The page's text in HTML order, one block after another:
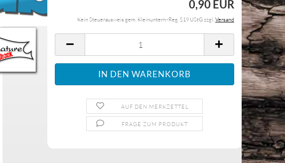
0,90 EUR
Kein Steuerausweis gem. Kleinuntern.-Reg. §19 UStG zzgl.Versand
AUF DEN MERKZETTEL
FRAGE ZUM PRODUKT